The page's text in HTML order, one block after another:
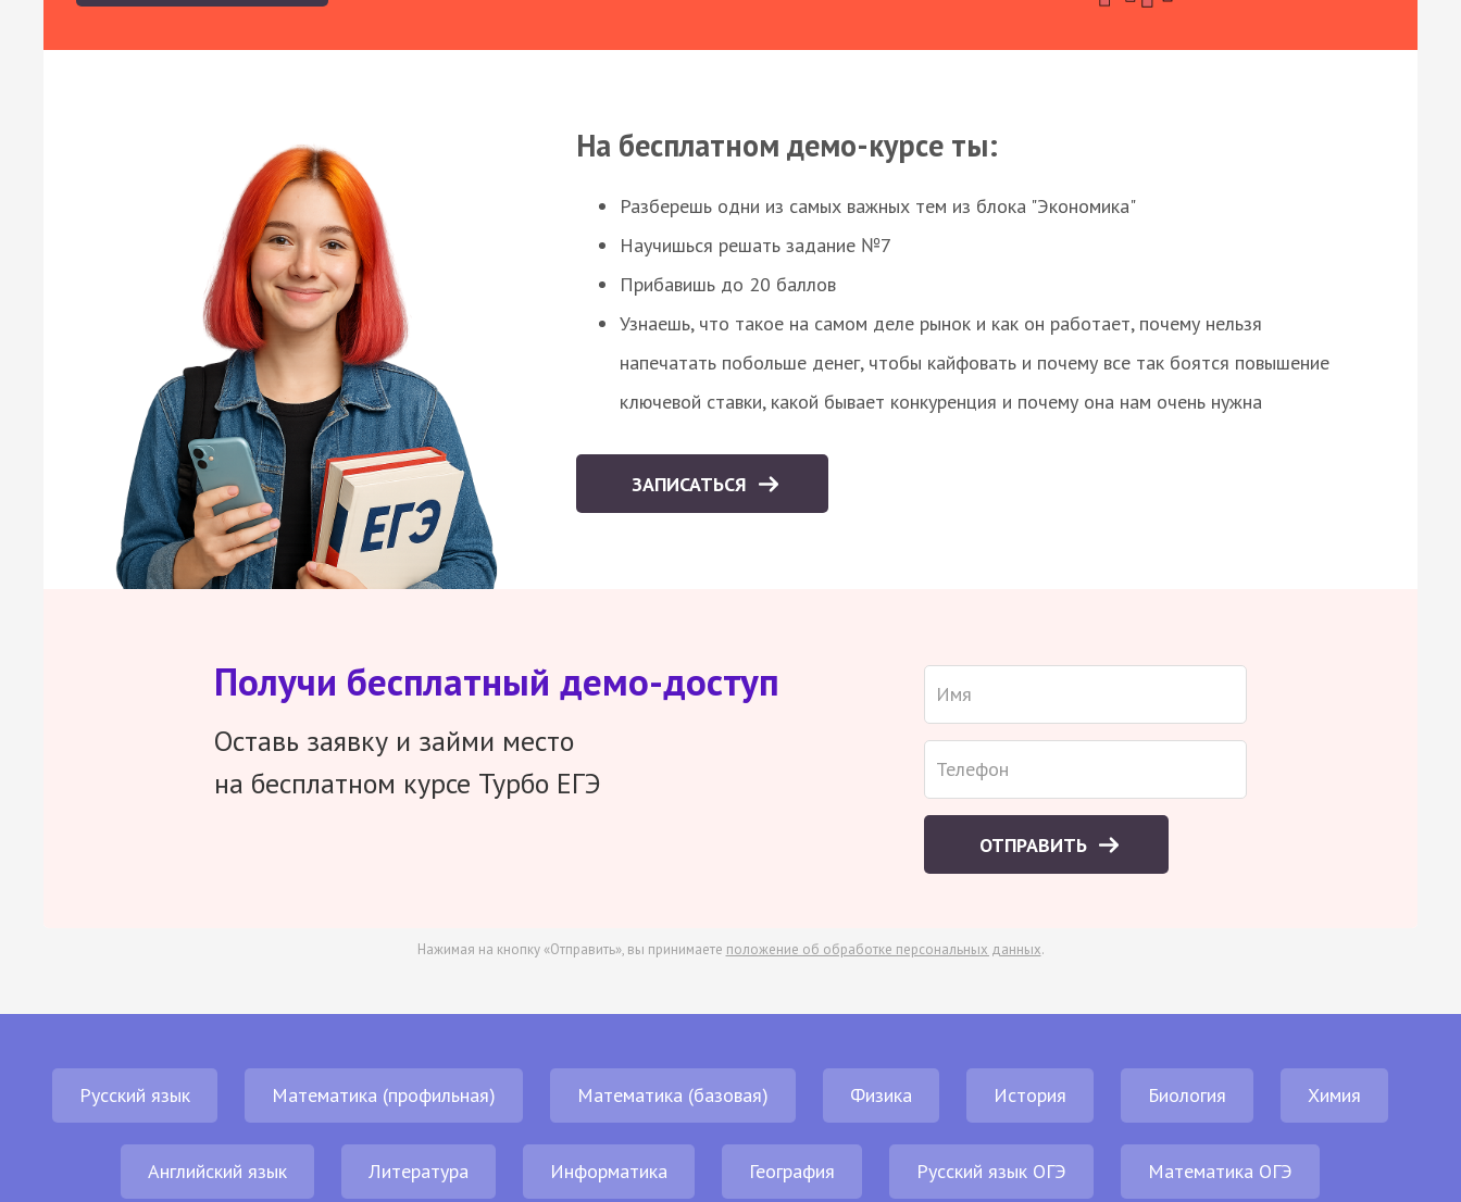
На бесплатном демо-курсе ты:
Разберешь одни из самых важных тем из блока "Экономика"
Научишься решать задание №7
Прибавишь до 20 баллов
Узнаешь, что такое на самом деле рынок и как он работает, почему нельзя
напечатать побольше денег, чтобы кайфовать и почему все так боятся повышение
ключевой ставки, какой бывает конкуренция и почему она нам очень нужна
ЗАПИСАТЬСЯ
Получи бесплатный демо-доступ
Оставь заявку и займи место
на бесплатном курсе Турбо ЕГЭ
ОТПРАВИТЬ
Нажимая на кнопку «Отправить», вы принимаете положение об обработке персональных данных.
Русский язык Математика (профильная) Математика (базовая) Физика История Биология Химия
Английский язык Литература Информатика География Русский язык ОГЭ Математика ОГЭ